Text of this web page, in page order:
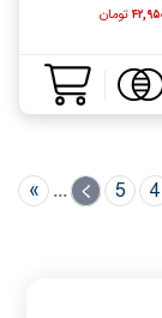
تومان
4
5
›
...
»